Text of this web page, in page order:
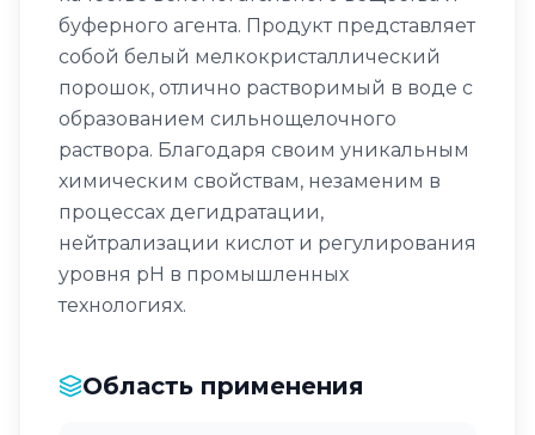
буферного агента. Продукт представляет
собой белый мелкокристаллический
порошок, отлично растворимый в воде с
образованием сильнощелочного
раствора. Благодаря своим уникальным
химическим свойствам, незаменим в
процессах дегидратации,
нейтрализации кислот и регулирования
уровня pH в промышленных
технологиях.
Область применения